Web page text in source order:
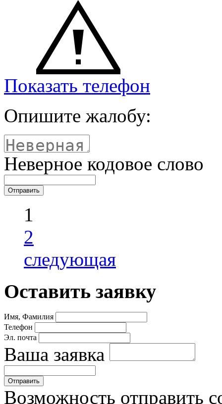
Показать телефон
Опишите жалобу:
Неверное кодовое слово
1
2
следующая
Оставить заявку
Имя, Фамилия
Телефон
Эл. почта
Ваша заявка
Возможность отправить